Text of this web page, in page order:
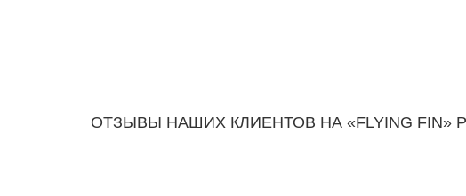
ОТЗЫВЫ НАШИХ КЛИЕНТОВ НА «FLYING